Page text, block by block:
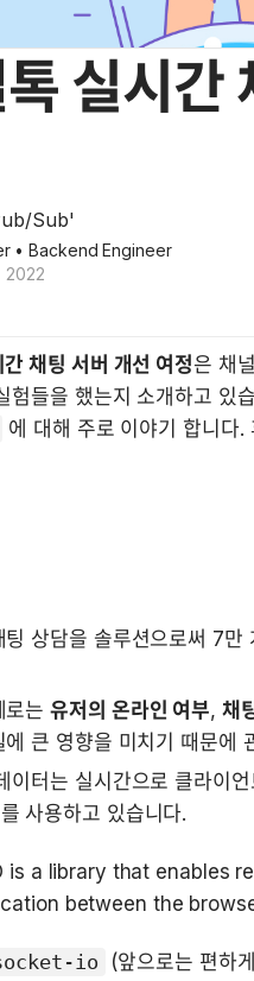
실시간
Sub'
• Backend Engineer
2022
채팅 서버 개선 여정은 채
에 대해 주로 이야기 합니
팅 상담을 솔루션으로써 7
로는 유저의 온라인 여부, 채
에 큰 영향을 미치기 때문에
이터는 실시간으로 클라이
사용하고 있습니다.
is a library that enables
between the
io
(앞으로는 편하